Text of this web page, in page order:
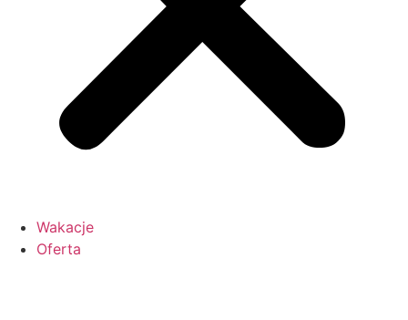
Wakacje
Oferta